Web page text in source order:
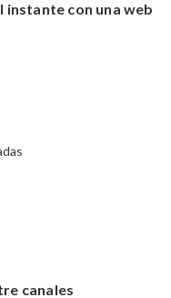
instante con unaweb
canales